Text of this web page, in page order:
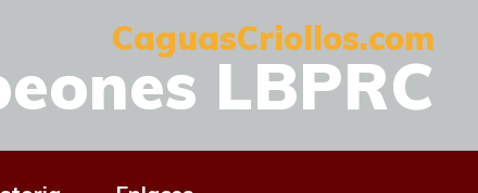
CaguasCriollos.com
LBPRC